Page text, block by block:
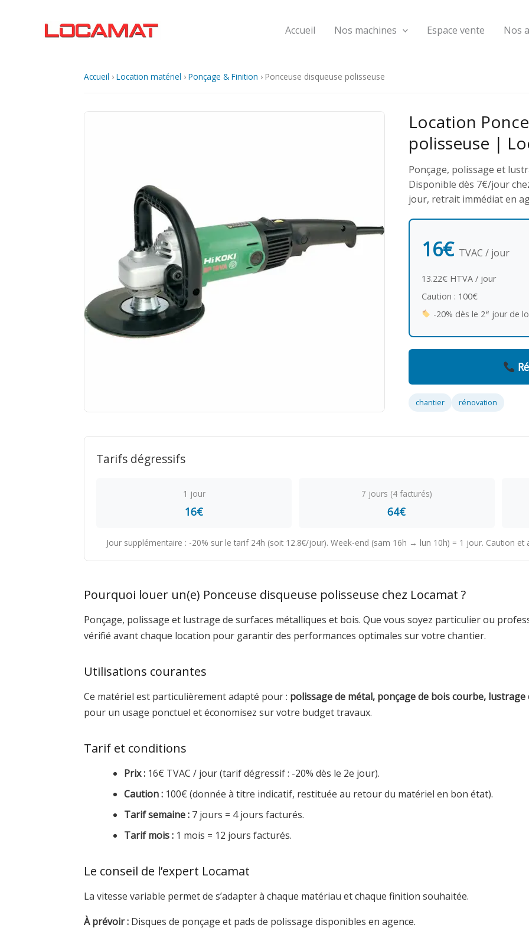
Accueil Nos machines Espace vente Nos
Accueil › Location matériel › Ponçage & Finition › Ponceuse disqueuse polisseuse
Location
polisseuse |
Ponçage, polissage et
Disponible dès 7€/jour
jour, retrait immédiat en
16€ TVAC / jour
13.22€ HTVA / jour
Caution : 100€
-20% dès le 2e jour de
chantier rénovation
Tarifs dégressifs
1 jour
16€
7 jours (4 facturés)
64€
Jour supplémentaire : -20% sur le tarif 24h (soit 12.8€/jour). Week-end (sam 16h → lun 10h) = 1 jour. Caution
Pourquoi louer un(e) Ponceuse disqueuse polisseuse chez Locamat ?
Ponçage, polissage et lustrage de surfaces métalliques et bois. Que vous soyez particulier ou
vérifié avant chaque location pour garantir des performances optimales sur votre chantier.
Utilisations courantes
Ce matériel est particulièrement adapté pour : polissage de métal, ponçage de bois courbe,
pour un usage ponctuel et économisez sur votre budget travaux.
Tarif et conditions
Prix : 16€ TVAC / jour (tarif dégressif : -20% dès le 2e jour).
Caution : 100€ (donnée à titre indicatif, restituée au retour du matériel en bon état).
Tarif semaine : 7 jours = 4 jours facturés.
Tarif mois : 1 mois = 12 jours facturés.
Le conseil de l’expert Locamat
La vitesse variable permet de s’adapter à chaque matériau et chaque finition souhaitée.
À prévoir : Disques de ponçage et pads de polissage disponibles en agence.